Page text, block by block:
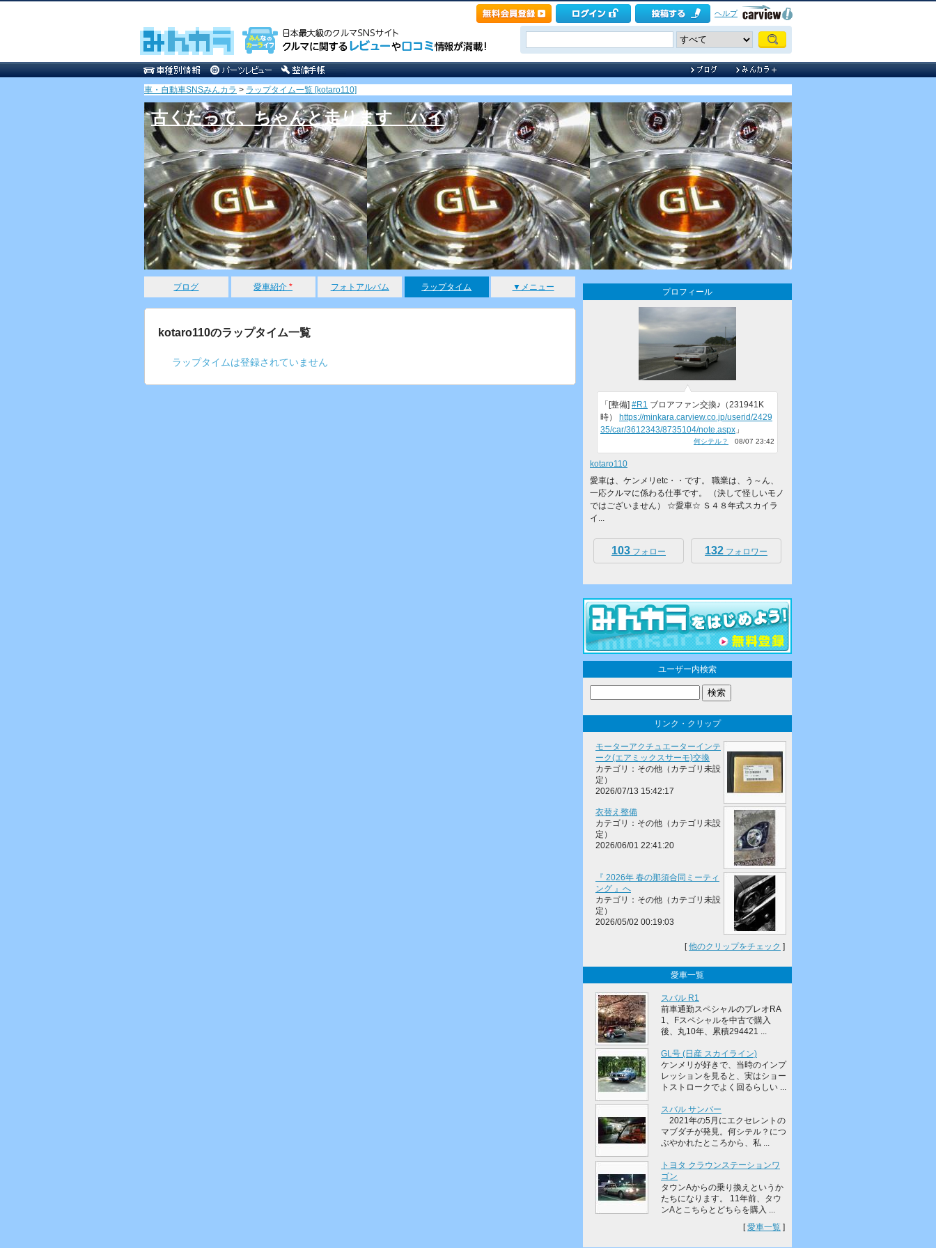
ヘルプ
車・自動車SNSみんカラ > ラップタイム一覧 [kotaro110]
古くたって、ちゃんと走ります ハイ
ブログ 愛車紹介 * フォトアルバム ラップタイム ▼メニュー
kotaro110のラップタイム一覧
ラップタイムは登録されていません
プロフィール
「[整備] #R1 ブロアファン交換♪（231941K
時）
https://minkara.carview.co.jp/userid/2429
35/car/3612343/8735104/note.aspx 」
何シテル？ 08/07 23:42
kotaro110
愛車は、ケンメリetc・・です。 職業は、う～ん、
一応クルマに係わる仕事です。 （決して怪しいモノ
ではございません） ☆愛車☆ Ｓ４８年式スカイラ
イ...
103 フォロー 132 フォロワー
ユーザー内検索
リンク・クリップ
モーターアクチュエーターインテ
ーク(エアミックスサーモ)交換
カテゴリ：その他（カテゴリ未設
定）
2026/07/13 15:42:17
衣替え整備
カテゴリ：その他（カテゴリ未設
定）
2026/06/01 22:41:20
『 2026年 春の那須合同ミーティ
ング 』へ
カテゴリ：その他（カテゴリ未設
定）
2026/05/02 00:19:03
[他のクリップをチェック ]
愛車一覧
スバル R1
前車通勤スペシャルのプレオRA
1、Fスペシャルを中古で購入
後、丸10年、累積294421 ...
GL号 (日産 スカイライン)
ケンメリが好きで、当時のインプ
レッションを見ると、実はショー
トストロークでよく回るらしい ...
スバル サンバー
2021年の5月にエクセレントの
マブダチが発見。何シテル？につ
ぶやかれたところから、私 ...
トヨタ クラウンステーションワ
ゴン
タウンAからの乗り換えというか
たちになります。 11年前、タウ
ンAとこちらとどちらを購入 ...
[愛車一覧 ]